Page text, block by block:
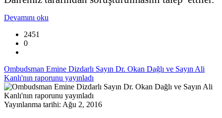
Devamını oku
2451
0
Ombudsman Emine Dizdarlı Sayın Dr. Okan Dağlı ve Sayın Ali
Kanlı'nın raporunu yayınladı
Yayınlanma tarihi: Ağu 2, 2016